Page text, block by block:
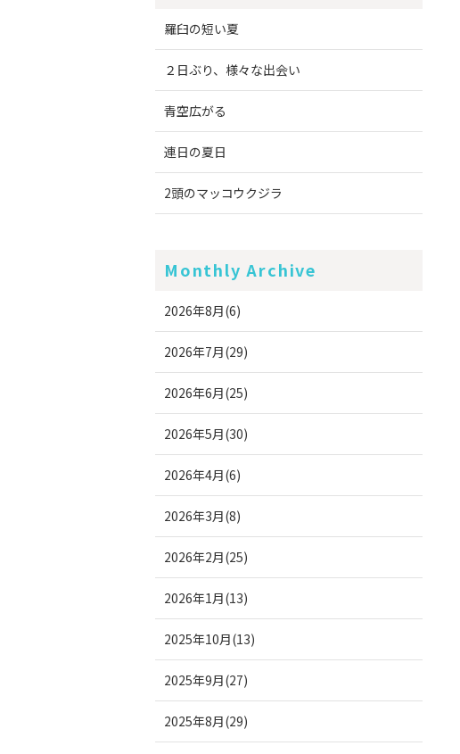
羅臼の短い夏
２日ぶり、様々な出会い
青空広がる
連日の夏日
2頭のマッコウクジラ
Monthly Archive
2026年8月(6)
2026年7月(29)
2026年6月(25)
2026年5月(30)
2026年4月(6)
2026年3月(8)
2026年2月(25)
2026年1月(13)
2025年10月(13)
2025年9月(27)
2025年8月(29)